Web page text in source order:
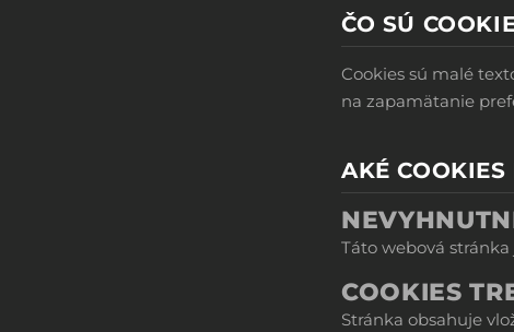
ČO SÚ
Cookies sú malé
na zapamätanie
AKÉ
Táto webová
COOKIES
Stránka obsahuje